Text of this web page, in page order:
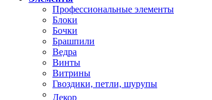
Профессиональные элементы
Блоки
Бочки
Брашпили
Ведра
Винты
Витрины
Гвоздики, петли, шурупы
Декор